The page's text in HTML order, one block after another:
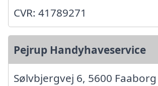
CVR: 41789271
Pejrup Handyhaveservice
Sølvbjergvej 6, 5600 Faaborg